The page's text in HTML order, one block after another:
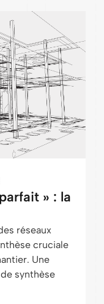
» : la
réseaux
cruciale
Une
synthèse